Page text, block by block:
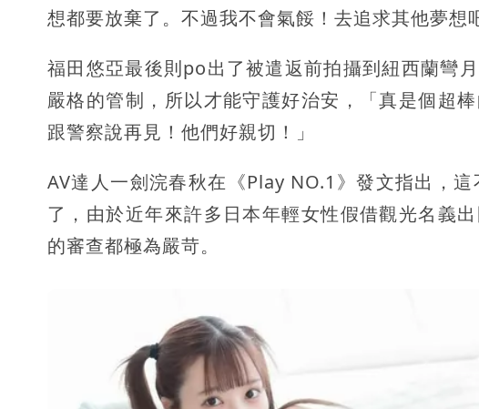
想都要放棄了。不過我不會氣餒！去追求其他夢想
福田悠亞最後則po出了被遣返前拍攝到紐西蘭彎
嚴格的管制，所以才能守護好治安，「真是個超
跟警察說再見！他們好親切！」
AV達人一劍浣春秋在《Play NO.1》發文指出，
了，由於近年來許多日本年輕女性假借觀光名義
的審查都極為嚴苛。